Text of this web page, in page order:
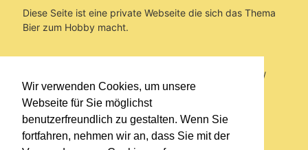
Wir verwenden Cookies, um unsere
Webseite für Sie möglichst
benutzerfreundlich zu gestalten. Wenn Sie
fortfahren, nehmen wir an, dass Sie mit der
Diese Seite ist eine private Webseite die sich das Thema
Bier zum Hobby macht.
Sie befinden sich auf https://www.bierkreiszeichen.at/
im Pfad:Bierkreiszeichen/Gesammelte Biere
Erstellt: 2026-08-09